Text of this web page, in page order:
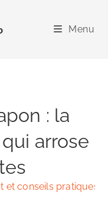
Menu
: la
arrose
et conseils pratiques